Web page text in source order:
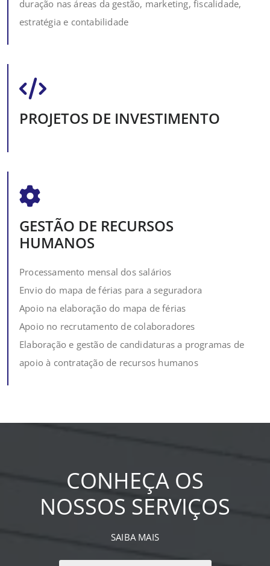
duração nas áreas da gestão, marketing, fiscalidade,
estratégia e contabilidade
PROJETOS DE INVESTIMENTO
GESTÃO DE RECURSOS
HUMANOS
Processamento mensal dos salários
Envio do mapa de férias para a seguradora
Apoio na elaboração do mapa de férias
Apoio no recrutamento de colaboradores
Elaboração e gestão de candidaturas a programas de
apoio à contratação de recursos humanos
CONHEÇA OS
NOSSOS SERVIÇOS
SAIBA MAIS